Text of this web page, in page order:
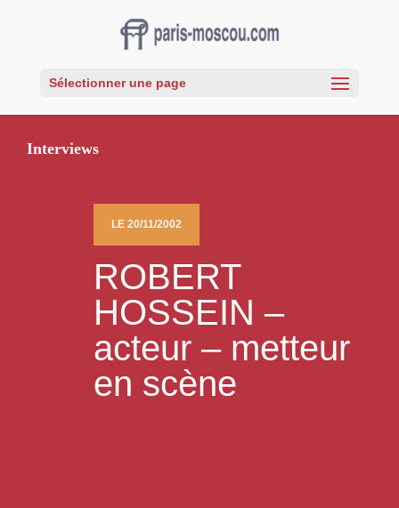
Sélectionner une page
Interviews
LE 20/11/2002
ROBERT
HOSSEIN –
acteur – metteur
en scène